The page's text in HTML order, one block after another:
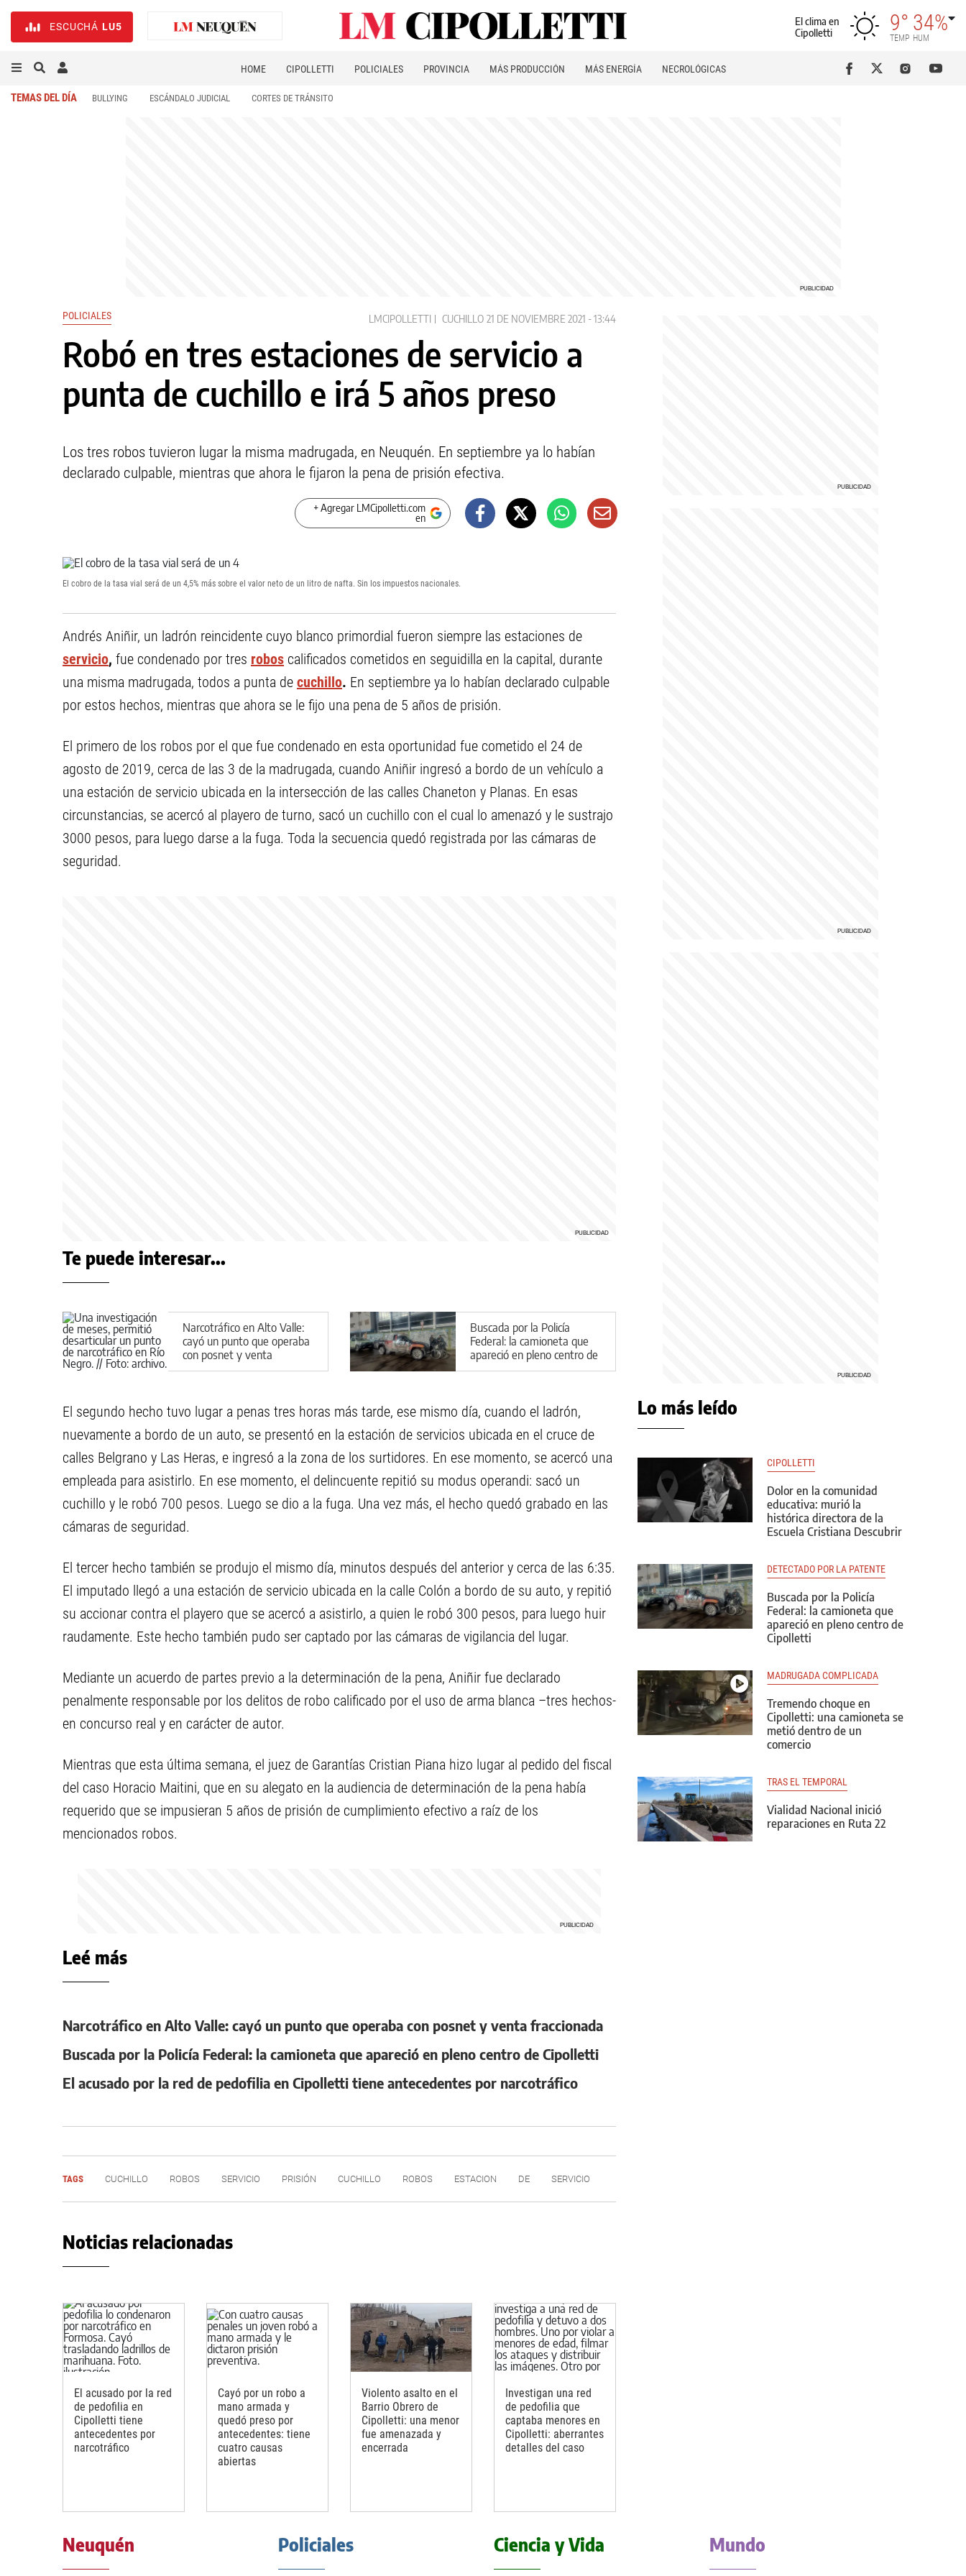
ESCUCHÁ LU5
El clima en
Cipolletti
9°
TEMP
34%
HUM
HOME CIPOLLETTI POLICIALES PROVINCIA MÁS PRODUCCIÓN MÁS ENERGÍA NECROLÓGICAS
TEMAS DEL DÍA BULLYING ESCÁNDALO JUDICIAL CORTES DE TRÁNSITO
POLICIALES LMCIPOLLETTI CUCHILLO 21 DE NOVIEMBRE 2021 - 13:44
Robó en tres estaciones de servicio a
punta de cuchillo e irá 5 años preso
Los tres robos tuvieron lugar la misma madrugada, en Neuquén. En septiembre ya lo habían
declarado culpable, mientras que ahora le fijaron la pena de prisión efectiva.
+ Agregar LMCipolletti.com
en
El cobro de la tasa vial será de un 4,5% más sobre el valor neto de un litro de nafta. Sin los impuestos nacionales.
Andrés Aniñir, un ladrón reincidente cuyo blanco primordial fueron siempre las estaciones de
servicio, fue condenado por tres robos calificados cometidos en seguidilla en la capital, durante
una misma madrugada, todos a punta de cuchillo. En septiembre ya lo habían declarado culpable
por estos hechos, mientras que ahora se le fijo una pena de 5 años de prisión.
El primero de los robos por el que fue condenado en esta oportunidad fue cometido el 24 de
agosto de 2019, cerca de las 3 de la madrugada, cuando Aniñir ingresó a bordo de un vehículo a
una estación de servicio ubicada en la intersección de las calles Chaneton y Planas. En esas
circunstancias, se acercó al playero de turno, sacó un cuchillo con el cual lo amenazó y le sustrajo
3000 pesos, para luego darse a la fuga. Toda la secuencia quedó registrada por las cámaras de
seguridad.
Te puede interesar...
Narcotráfico en Alto Valle:
cayó un punto que operaba
con posnet y venta
fraccionada
Buscada por la Policía
Federal: la camioneta que
apareció en pleno centro de
Cipolletti
El segundo hecho tuvo lugar a penas tres horas más tarde, ese mismo día, cuando el ladrón,
nuevamente a bordo de un auto, se presentó en la estación de servicios ubicada en el cruce de
calles Belgrano y Las Heras, e ingresó a la zona de los surtidores. En ese momento, se acercó una
empleada para asistirlo. En ese momento, el delincuente repitió su modus operandi: sacó un
cuchillo y le robó 700 pesos. Luego se dio a la fuga. Una vez más, el hecho quedó grabado en las
cámaras de seguridad.
El tercer hecho también se produjo el mismo día, minutos después del anterior y cerca de las 6:35.
El imputado llegó a una estación de servicio ubicada en la calle Colón a bordo de su auto, y repitió
su accionar contra el playero que se acercó a asistirlo, a quien le robó 300 pesos, para luego huir
raudamente. Este hecho también pudo ser captado por las cámaras de vigilancia del lugar.
Mediante un acuerdo de partes previo a la determinación de la pena, Aniñir fue declarado
penalmente responsable por los delitos de robo calificado por el uso de arma blanca –tres hechos-
en concurso real y en carácter de autor.
Mientras que esta última semana, el juez de Garantías Cristian Piana hizo lugar al pedido del fiscal
del caso Horacio Maitini, que en su alegato en la audiencia de determinación de la pena había
requerido que se impusieran 5 años de prisión de cumplimiento efectivo a raíz de los
mencionados robos.
Leé más
Narcotráfico en Alto Valle: cayó un punto que operaba con posnet y venta fraccionada
Buscada por la Policía Federal: la camioneta que apareció en pleno centro de Cipolletti
El acusado por la red de pedofilia en Cipolletti tiene antecedentes por narcotráfico
TAGS CUCHILLO ROBOS SERVICIO PRISIÓN CUCHILLO ROBOS ESTACION DE SERVICIO
Noticias relacionadas
El acusado por la red
de pedofilia en
Cipolletti tiene
antecedentes por
narcotráfico
Cayó por un robo a
mano armada y
quedó preso por
antecedentes: tiene
cuatro causas
abiertas
Violento asalto en el
Barrio Obrero de
Cipolletti: una menor
fue amenazada y
encerrada
Investigan una red
de pedofilia que
captaba menores en
Cipolletti: aberrantes
detalles del caso
Lo más leído
CIPOLLETTI
Dolor en la comunidad
educativa: murió la
histórica directora de la
Escuela Cristiana Descubrir
DETECTADO POR LA PATENTE
Buscada por la Policía
Federal: la camioneta que
apareció en pleno centro de
Cipolletti
MADRUGADA COMPLICADA
Tremendo choque en
Cipolletti: una camioneta se
metió dentro de un
comercio
TRAS EL TEMPORAL
Vialidad Nacional inició
reparaciones en Ruta 22
Neuquén Policiales Ciencia y Vida Mundo